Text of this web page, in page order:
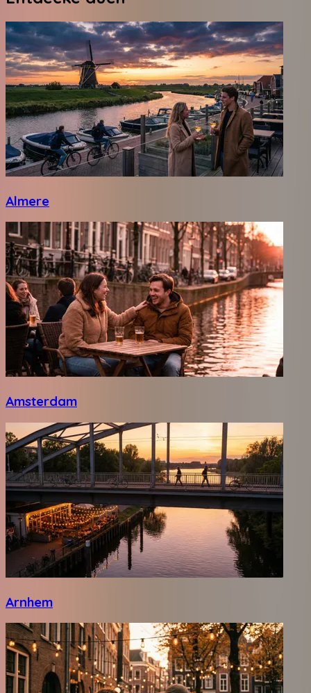
Almere
Amsterdam
Arnhem